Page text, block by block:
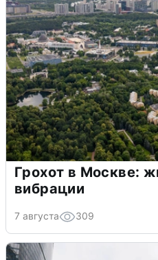
Грохот в Москве:
вибрации
7 августа 309